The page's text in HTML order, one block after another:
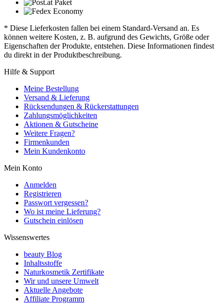
* Diese Lieferkosten fallen bei einem Standard-Versand an. Es
können weitere Kosten, z. B. aufgrund des Gewichts, Größe oder
Eigenschaften der Produkte, entstehen. Diese Informationen findest
du direkt in der Produktbeschreibung.
Hilfe & Support
Meine Bestellung
Versand & Lieferung
Rücksendungen & Rückerstattungen
Zahlungsmöglichkeiten
Aktionen & Gutscheine
Weitere Fragen?
Firmenkunden
Mein Kundenkonto
Mein Konto
Anmelden
Registrieren
Passwort vergessen?
Wo ist meine Lieferung?
Gutschein einlösen
Wissenswertes
beauty Blog
Inhaltsstoffe
Naturkosmetik Zertifikate
Wir und unsere Umwelt
Aktuelle Angebote
Affiliate Programm